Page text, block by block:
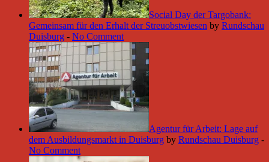
Social Day der Targobank:
Gemeinsam für den Erhalt der Streuobstwiesen by Rundschau
Duisburg - No Comment
Agentur für Arbeit: Lage auf
dem Ausbildungsmarkt in Duisburg by Rundschau Duisburg -
No Comment